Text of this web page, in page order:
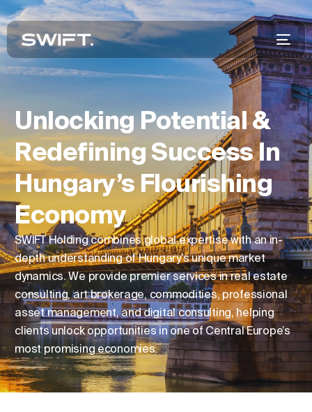
Unlocking Potential &
Redefining Success In
Hungary’s Flourishing
Economy
SWIFT Holding combines global expertise with an in-
depth understanding of Hungary’s unique market
dynamics. We provide premier services in real estate
consulting, art brokerage, commodities, professional
asset management, and digital consulting, helping
clients unlock opportunities in one of Central Europe’s
most promising economies.
Změnit umístění